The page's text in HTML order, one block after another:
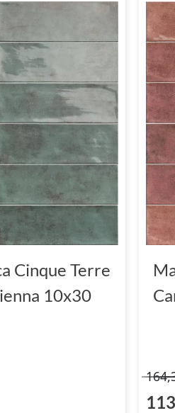
Cinque Terre
10x30